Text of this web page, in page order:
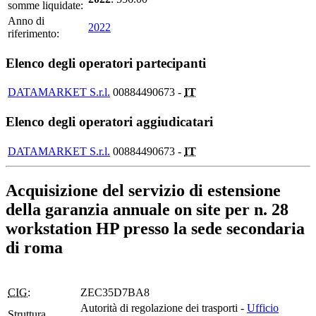
somme liquidate:
Anno di
riferimento:
2022
Elenco degli operatori partecipanti
DATAMARKET S.r.l. 00884490673 - IT
Elenco degli operatori aggiudicatari
DATAMARKET S.r.l. 00884490673 - IT
Acquisizione del servizio di estensione
della garanzia annuale on site per n. 28
workstation HP presso la sede secondaria
di roma
CIG:
ZEC35D7BA8
Autorità di regolazione dei trasporti - Ufficio